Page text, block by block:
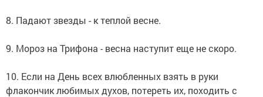
8. Падают звезды - к теплой весне.
9. Мороз на Трифона - весна наступит еще не скоро.
10. Если на День всех влюбленных взять в руки
флакончик любимых духов, потереть их, походить с